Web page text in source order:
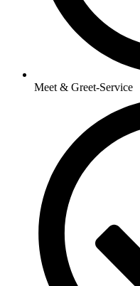
Meet & Greet-Service